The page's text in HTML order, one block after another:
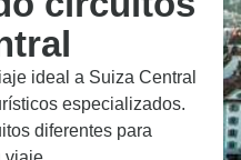
ideal a Suiza Central
especializados.
diferentes para